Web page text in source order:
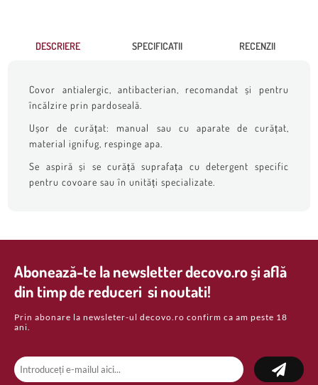
DESCRIERE SPECIFICATII RECENZII
Covor antialergic, antibacterian, recomandat și pentru
încălzire prin pardoseală.
Ușor de curățat: manual sau cu aparate de curățat,
material ignifug, respinge apa.
Se aspiră și se curăță suprafața cu detergent specific
pentru covoare sau în unități specializate.
Abonează-te la newsletter decovo.ro și află
din timp de reduceri si noutati!
Prin abonare la newsleter-ul decovo.ro confirm ca am peste 18
ani.